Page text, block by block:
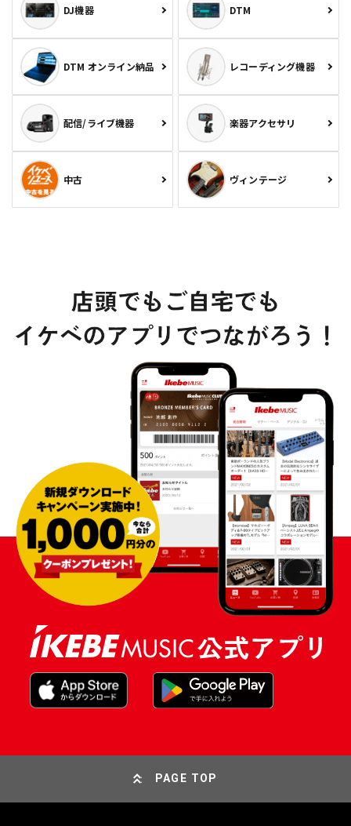
DJ機器 DTM
DTM オンライン納品 レコーディング機器
配信/ライブ機器 楽器アクセサリ
中古 ヴィンテージ
PAGE TOP